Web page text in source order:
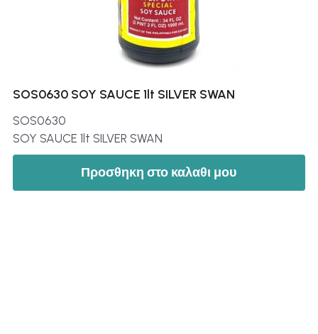
SOS0630 SOY SAUCE 1lt SILVER SWAN
SOS0630
SOY SAUCE 1lt SILVER SWAN
Προσθηκη στο καλαθι μου